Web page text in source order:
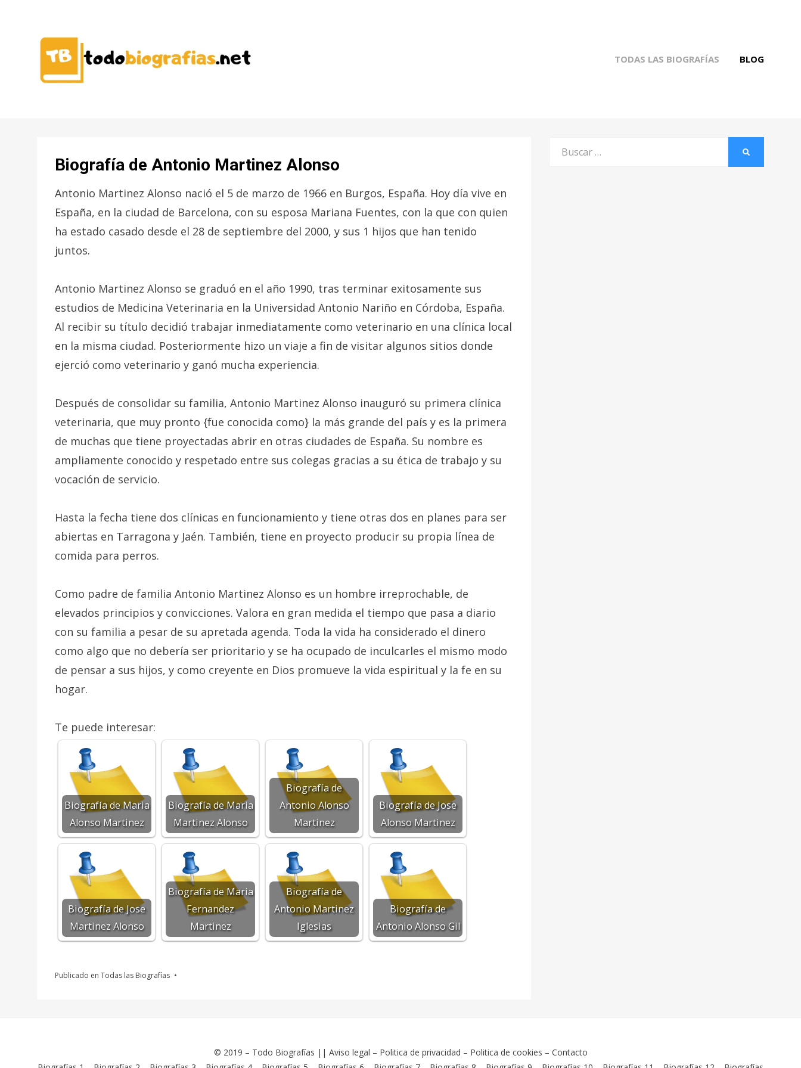
TODAS LAS BIOGRAFÍAS BLOG
Biografía de Antonio Martinez Alonso
Antonio Martinez Alonso nació el 5 de marzo de 1966 en Burgos, España. Hoy día vive en
España, en la ciudad de Barcelona, con su esposa Mariana Fuentes, con la que con quien
ha estado casado desde el 28 de septiembre del 2000, y sus 1 hijos que han tenido
juntos.
Antonio Martinez Alonso se graduó en el año 1990, tras terminar exitosamente sus
estudios de Medicina Veterinaria en la Universidad Antonio Nariño en Córdoba, España.
Al recibir su título decidió trabajar inmediatamente como veterinario en una clínica local
en la misma ciudad. Posteriormente hizo un viaje a fin de visitar algunos sitios donde
ejerció como veterinario y ganó mucha experiencia.
Después de consolidar su familia, Antonio Martinez Alonso inauguró su primera clínica
veterinaria, que muy pronto {fue conocida como} la más grande del país y es la primera
de muchas que tiene proyectadas abrir en otras ciudades de España. Su nombre es
ampliamente conocido y respetado entre sus colegas gracias a su ética de trabajo y su
vocación de servicio.
Hasta la fecha tiene dos clínicas en funcionamiento y tiene otras dos en planes para ser
abiertas en Tarragona y Jaén. También, tiene en proyecto producir su propia línea de
comida para perros.
Como padre de familia Antonio Martinez Alonso es un hombre irreprochable, de
elevados principios y convicciones. Valora en gran medida el tiempo que pasa a diario
con su familia a pesar de su apretada agenda. Toda la vida ha considerado el dinero
como algo que no debería ser prioritario y se ha ocupado de inculcarles el mismo modo
de pensar a sus hijos, y como creyente en Dios promueve la vida espiritual y la fe en su
hogar.
Te puede interesar:
Biografía de Maria
Alonso Martinez
Biografía de Maria
Martinez Alonso
Biografía de
Antonio Alonso
Martinez
Biografía de Jose
Alonso Martinez
Biografía de Jose
Martinez Alonso
Biografía de Maria
Fernandez
Martinez
Biografía de
Antonio Martinez
Iglesias
Biografía de
Antonio Alonso Gil
Publicado en Todas las Biografías
Buscar
© 2019 – Todo Biografías || Aviso legal – Politica de privacidad – Politica de cookies – Contacto